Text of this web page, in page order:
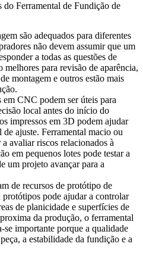
Ferramental de Fundição de
são adequados para diferentes
não devem assumir que um
a todas as questões de
para revisão de aparência,
montagem e outros estão mais
CNC podem ser úteis para
local antes do início do
impressos em 3D podem ajudar
ajuste. Ferramental macio ou
avaliar riscos relacionados à
em pequenos lotes pode testar a
um projeto avançar para a
de recursos de protótipo de
protótipos pode ajudar a controlar
de planicidade e superfícies de
da produção, o ferramental
se importante porque a qualidade
a estabilidade da fundição e a